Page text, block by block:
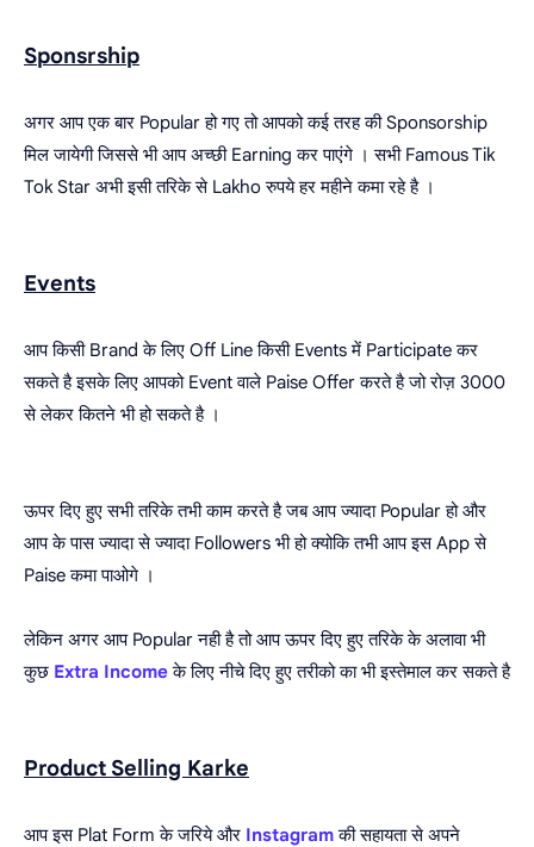
Sponsrship
अगर आप एक बार Popular हो गए तो आपको कई तरह की Sponsorship
मिल जायेगी जिससे भी आप अच्छी Earning कर पाएंगे । सभी Famous Tik
Tok Star अभी इसी तरिके से Lakho रुपये हर महीने कमा रहे है ।
Events
आप किसी Brand के लिए Off Line किसी Events में Participate कर
सकते है इसके लिए आपको Event वाले Paise Offer करते है जो रोज़ 3000
से लेकर कितने भी हो सकते है ।
ऊपर दिए हुए सभी तरिके तभी काम करते है जब आप ज्यादा Popular हो और
आप के पास ज्यादा से ज्यादा Followers भी हो क्योकि तभी आप इस App से
Paise कमा पाओगे ।
लेकिन अगर आप Popular नही है तो आप ऊपर दिए हुए तरिके के अलावा भी
कुछ Extra Incomeके लिए नीचे दिए हुए तरीको का भी इस्तेमाल कर सकते है
Product Selling Karke
आप इस Plat Form के जरिये और Instagramकी सहायता से अपने